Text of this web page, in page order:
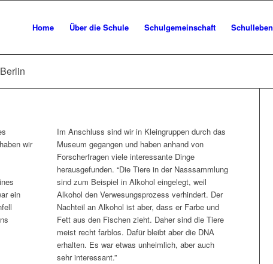
Home Über die Schule Schulgemeinschaft Schulleben
wir
ein
Im Anschluss sind wir in Kleingruppen durch das
Museum gegangen und haben anhand von
Forscherfragen viele interessante Dinge
herausgefunden. “Die Tiere in der Nasssammlung
sind zum Beispiel in Alkohol eingelegt, weil
Alkohol den Verwesungsprozess verhindert. Der
Nachteil an Alkohol ist aber, dass er Farbe und
Fett aus den Fischen zieht. Daher sind die Tiere
meist recht farblos. Dafür bleibt aber die DNA
erhalten. Es war etwas unheimlich, aber auch
sehr interessant.”